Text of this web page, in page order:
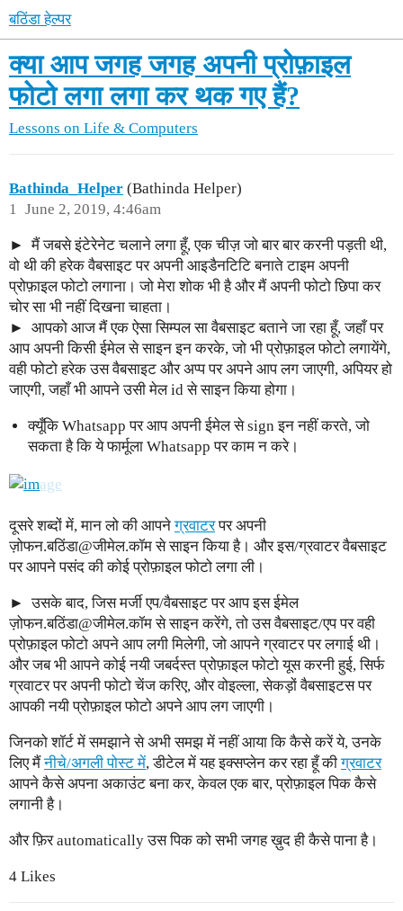
बठिंडा हेल्पर
क्या आप जगह जगह अपनी प्रोफ़ाइल
फोटो लगा लगा कर थक गए हैं?
Lessons on Life & Computers
Bathinda_Helper (Bathinda Helper)
June 2, 2019, 4:46am
1
मैं जबसे इंटेरेनेट चलाने लगा हूँ, एक चीज़ जो बार बार करनी पड़ती थी,
वो थी की हरेक वैबसाइट पर अपनी आइडैनटिटि बनाते टाइम अपनी
प्रोफ़ाइल फोटो लगाना। जो मेरा शोक भी है और मैं अपनी फोटो छिपा कर
चोर सा भी नहीं दिखना चाहता।
आपको आज मैं एक ऐसा सिम्पल सा वैबसाइट बताने जा रहा हूँ, जहाँ पर
आप अपनी किसी ईमेल से साइन इन करके, जो भी प्रोफ़ाइल फोटो लगायेंगे,
वही फोटो हरेक उस वैबसाइट और अप्प पर अपने आप लग जाएगी, अपियर हो
जाएगी, जहाँ भी आपने उसी मेल id से साइन किया होगा।
क्यूँकि Whatsapp पर आप अपनी ईमेल से sign इन नहीं करते, जो
सकता है कि ये फार्मूला Whatsapp पर काम न करे।
दूसरे शब्दों में, मान लो की आपनेग्रवाटरपर अपनी
ज़ोफन.बठिंडा@जीमेल.कॉम से साइन किया है। और इस/ग्रवाटर वैबसाइट
पर आपने पसंद की कोई प्रोफ़ाइल फोटो लगा ली।
उसके बाद, जिस मर्जी एप/वैबसाइट पर आप इस ईमेल
ज़ोफन.बठिंडा@जीमेल.कॉम से साइन करेंगे, तो उस वैबसाइट/एप पर वही
प्रोफ़ाइल फोटो अपने आप लगी मिलेगी, जो आपने ग्रवाटर पर लगाई थी।
और जब भी आपने कोई नयी जबर्दस्त प्रोफ़ाइल फोटो यूस करनी हुई, सिर्फ
ग्रवाटर पर अपनी फोटो चेंज करिए, और वोइल्ला, सेकड़ों वैबसाइटस पर
आपकी नयी प्रोफ़ाइल फोटो अपने आप लग जाएगी।
जिनको शॉर्ट में समझाने से अभी समझ में नहीं आया कि कैसे करें ये, उनके
लिए मैंनीचे/अगली पोस्ट में, डीटेल में यह इक्सप्लेन कर रहा हूँ कीग्रवाटर
आपने कैसे अपना अकाउंट बना कर, केवल एक बार, प्रोफ़ाइल पिक कैसे
लगानी है।
और फ़िर automatically उस पिक को सभी जगह ख़ुद ही कैसे पाना है।
4 Likes